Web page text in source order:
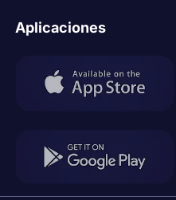
Aplicaciones